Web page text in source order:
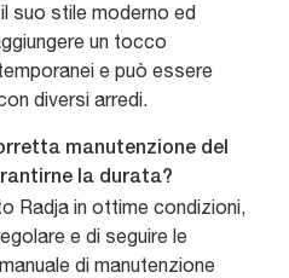
suo stile moderno ed
un tocco
e può essere
diversi arredi.
manutenzione del
la durata?
Radja in ottime condizioni,
e di seguire le
di manutenzione